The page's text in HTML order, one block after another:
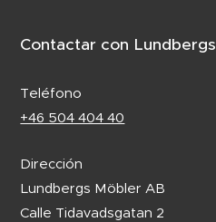
Contactar con Lundbergs
Teléfono
+46 504 404 40
Dirección
Lundbergs Möbler AB
Calle Tidavadsgatan 2